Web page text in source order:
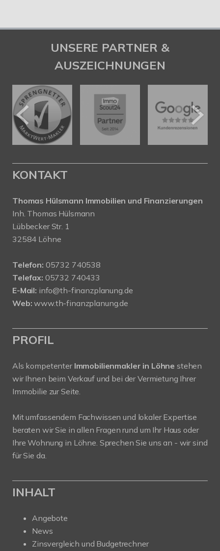
UNSERE PARTNER &
AUSZEICHNUNGEN
KONTAKT
Thomas Hülsmann Immobilien und Finanzierungen
Inh. Thomas Hülsmann
Lübbecker Str. 1
32584 Löhne
Telefon: 05732 740538
Telefax: 05732 740433
E-Mail: info@th-finanzplanung.de
Web: www.th-finanzplanung.de
PROFIL
Als kompetenter Immobilienmakler in Löhne stehen
wir Ihnen beim Verkauf und bei der Vermietung Ihrer
Immobilie zur Seite.
Mit umfassendem Fachwissen und lokaler Expertise
beraten wir Sie in allen Fragen rund um Ihr Haus oder
Ihre Wohnung in Löhne. Sprechen Sie uns an - wir sind
für Sie da.
INHALT
Angebote
News
Zinsvergleich und Budgetrechner